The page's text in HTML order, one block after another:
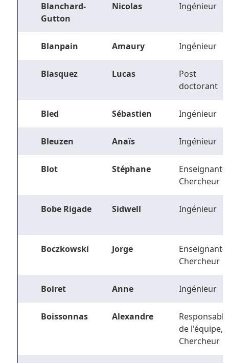
Blanchard-
Gutton
Nicolas Ingénieur
Blanpain Amaury Ingénieur
Blasquez Lucas
Post
doctorant
Bled Sébastien Ingénieur
Bleuzen Anaïs Ingénieur
Blot Stéphane
Enseignant-
Chercheur
Bobe Rigade Sidwell Ingénieur
Boczkowski Jorge
Enseignant-
Chercheur
Boiret Anne Ingénieur
Boissonnas Alexandre
Responsable
de l'équipe,
Chercheur